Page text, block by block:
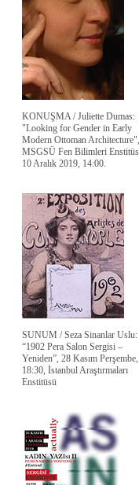
KONUŞMA / Juliette Dumas:
"Looking for Gender in Early
Modern Ottoman Architecture",
MSGSÜ Fen Bilimleri
10 Aralık 2019, 14:00.
SUNUM / Seza Sinanlar Uslu:
“1902 Pera Salon Sergisi –
Yeniden”, 28 Kasım Perşembe,
18:30, İstanbul Araştırmaları
Enstitüsü